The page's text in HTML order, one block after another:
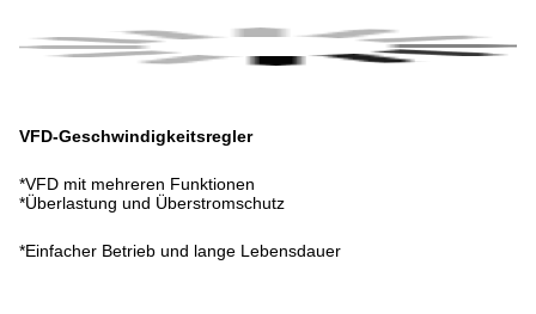
VFD-Geschwindigkeitsregler
*VFD mit mehreren Funktionen
*Überlastung und Überstromschutz
*Einfacher Betrieb und lange Lebensdauer